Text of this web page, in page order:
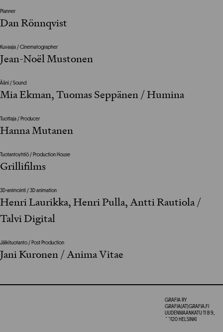
Planner
Dan Rönnqvist
Kuvaaja / Cinematographer
Jean-Noël Mustonen
Ääni / Sound
Mia Ekman, Tuomas Seppänen / Humina
Tuottaja / Producer
Hanna Mutanen
Tuotantoyhtiö / Production House
Grillifilms
3D-animointi / 3D animation
Henri Laurikka, Henri Pulla, Antti Rautiola /
Talvi Digital
Jälkituotanto / Post Production
Jani Kuronen / Anima Vitae
GRAFIA RY
GRAFIA(AT)GRAFIA.FI
UUDENMAANKATU 11 B 9,
00120 HELSINKI